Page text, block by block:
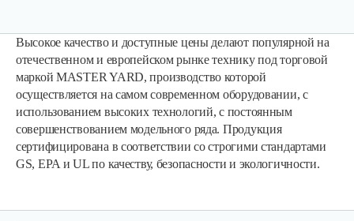
Высокое качество и доступные цены делают популярной на
отечественном и европейском рынке технику под торговой
маркой MASTER YARD, производство которой
осуществляется на самом современном оборудовании, с
использованием высоких технологий, с постоянным
совершенствованием модельного ряда. Продукция
сертифицирована в соответствии со строгими стандартами
GS, EPA и UL по качеству, безопасности и экологичности.
Снегоуборщик Champion STT1170E
5 825 руб Смотреть